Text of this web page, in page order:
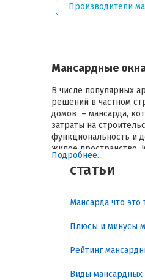
Производители
Мансардные
В числе популярных
решений в частном
домов – мансарда,
затраты на
функциональность и
жилое пространство.
необходимость
владельцу нужно
можете оформить
через нашу
У нас есть из
Подробнее...
статьи
Мансарда что это
Плюсы и минусы
Рейтинг
Виды мансардных